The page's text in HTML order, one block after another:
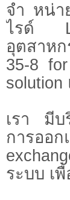
จำ หน่า
ไรด์
อุตสาหก
35-8
solution
เรา มีบ
การออ
ระบบ เ